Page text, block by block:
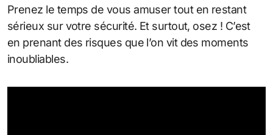
Prenez le temps de vous amuser tout en restant
sérieux sur votre sécurité. Et surtout, osez ! C’est
en prenant des risques que l’on vit des moments
inoubliables.